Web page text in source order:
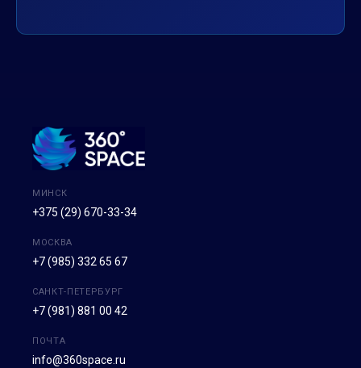
МИНСК
+375 (29) 670-33-34
МОСКВА
+7 (985) 332 65 67
САНКТ-ПЕТЕРБУРГ
+7 (981) 881 00 42
ПОЧТА
info@360space.ru